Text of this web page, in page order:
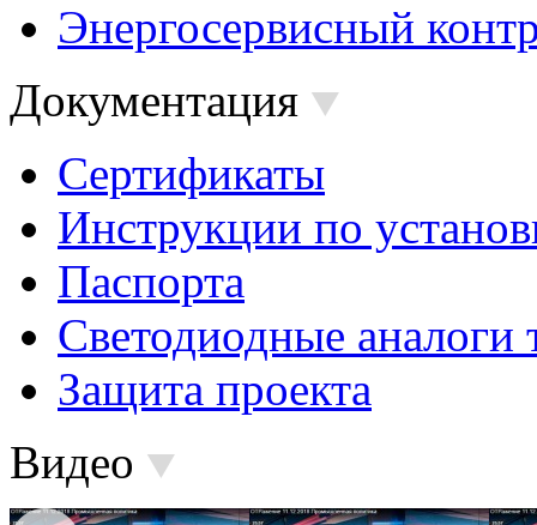
Энергосервисный
Документация
Сертификаты
Инструкции по
Паспорта
Светодиодные аналоги
Защита проекта
Видео